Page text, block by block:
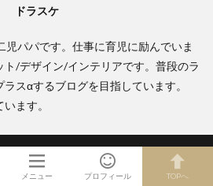
ドラスケ
パパです。仕事に育児に励んでいま
/デザイン/インテリアです。普段のラ
スαするブログを目指しています。
ます。
メニュー プロフィール TOPへ